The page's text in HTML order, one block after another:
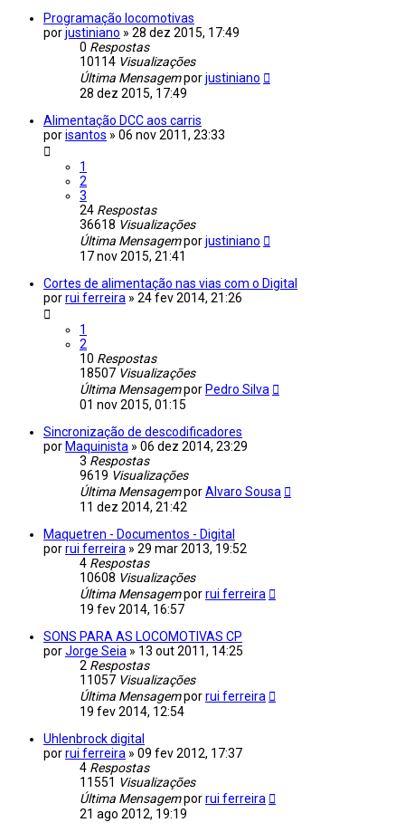
Programação locomotivas
porjustiniano » 28 dez 2015, 17:49
0 Respostas
10114 Visualizações
Última Mensagemporjustiniano
28 dez 2015, 17:49
Alimentação DCC aos carris
porisantos » 06 nov 2011, 23:33
1
2
3
24 Respostas
36618 Visualizações
Última Mensagemporjustiniano
17 nov 2015, 21:41
Cortes de alimentação nas vias com o Digital
porrui ferreira » 24 fev 2014, 21:26
1
2
10 Respostas
18507 Visualizações
Última Mensagempor Pedro Silva
01 nov 2015, 01:15
Sincronização de descodificadores
por Maquinista » 06 dez 2014, 23:29
3 Respostas
9619 Visualizações
Última MensagemporAlvaro Sousa
11 dez 2014, 21:42
Maquetren - Documentos - Digital
porrui ferreira » 29 mar 2013, 19:52
4 Respostas
10608 Visualizações
Última Mensagemporrui ferreira
19 fev 2014, 16:57
SONS PARA AS LOCOMOTIVAS CP
porJorge Seia » 13 out 2011, 14:25
2 Respostas
11057 Visualizações
Última Mensagemporrui ferreira
19 fev 2014, 12:54
Uhlenbrock digital
porrui ferreira » 09 fev 2012, 17:37
4 Respostas
11551 Visualizações
Última Mensagemporrui ferreira
21 ago 2012, 19:19